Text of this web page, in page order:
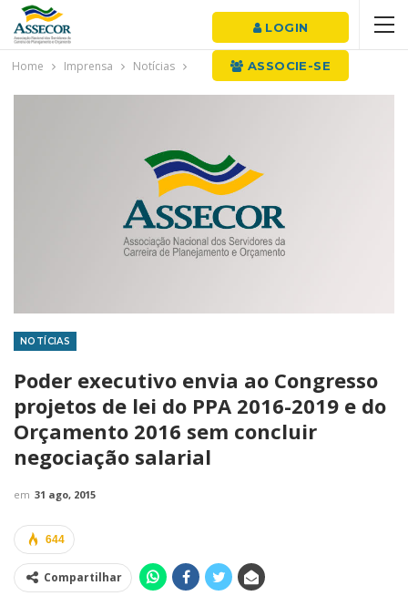
LOGIN
ASSOCIE-SE
Home Imprensa Notícias
NOTÍCIAS
Poder executivo envia ao Congresso
projetos de lei do PPA 2016-2019 e do
Orçamento 2016 sem concluir
negociação salarial
em 31 ago, 2015
644
Compartilhar